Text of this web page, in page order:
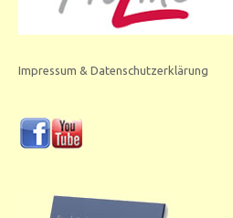
Impressum & Datenschutzerklärung